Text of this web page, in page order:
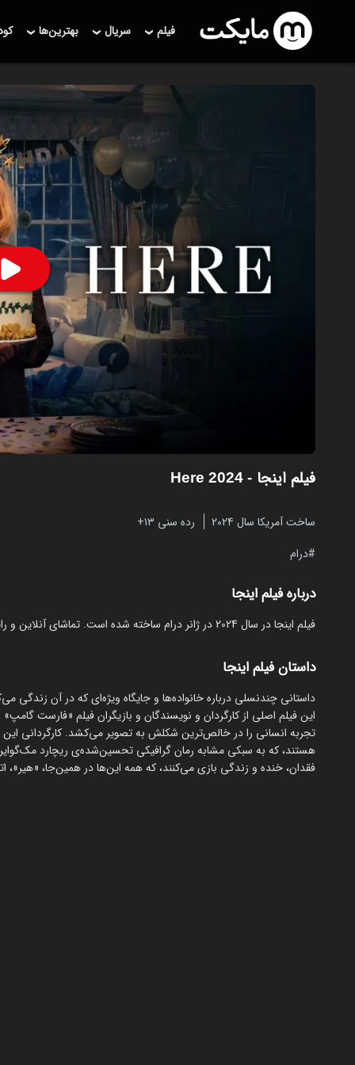
فیلم سریال بهترین‌ها
فیلم اینجا - Here 2024
ساخت آمریکا سال 2024
رده سنی ۱۳+
درام
درباره فیلم اینجا
فیلم اینجا در سال 2024 در ژانر درام ساخته شده است. تماشای آنلاین و رایگان Here از مایکت با زیرنویس فارسی بدون نیاز به دانلود.
داستان فیلم اینجا
داستانی چندنسلی درباره خانواده‌ها و جایگاه ویژه‌ای که در آن
تجربه انسانی را در خالص‌ترین شکلش به تصویر می‌کشد. کارگردانی
هستند، که به سبکی مشابه رمان گرافیکی تحسین‌شده‌ی ریچارد
فقدان، خنده و زندگی بازی می‌کنند، که همه این‌ها در همین‌جا، «هیر»،